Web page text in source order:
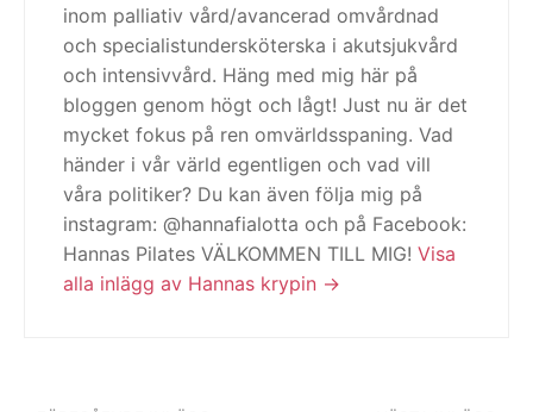
inom palliativ vård/avancerad omvårdnad
och specialistundersköterska i akutsjukvård
och intensivvård. Häng med mig här på
bloggen genom högt och lågt! Just nu är det
mycket fokus på ren omvärldsspaning. Vad
händer i vår värld egentligen och vad vill
våra politiker? Du kan även följa mig på
instagram: @hannafialotta och på Facebook:
Hannas Pilates VÄLKOMMEN TILL MIG! Visa
alla inlägg av Hannas krypin